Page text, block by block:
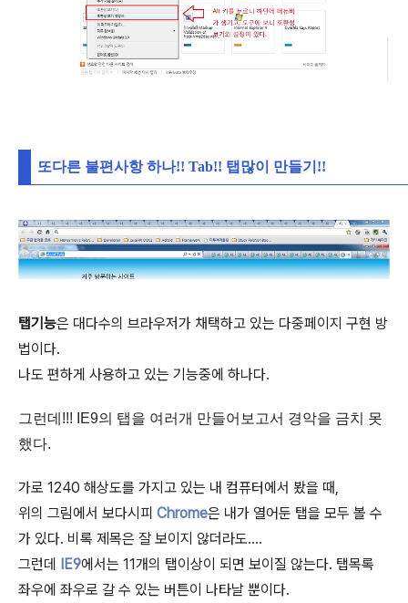
또다른 불편사항 하나!! Tab!! 탭많이 만들기!!
탭기능은 대다수의 브라우저가 채택하고 있는 다중페이지 구현 방
법이다.
나도 편하게 사용하고 있는 기능중에 하나다.
그런데!!! IE9의 탭을 여러개 만들어보고서 경악을 금치 못
했다.
가로 1240 해상도를 가지고 있는 내 컴퓨터에서 봤을 때,
위의 그림에서 보다시피 Chrome은 내가 열어둔 탭을 모두 볼 수
가 있다. 비록 제목은 잘 보이지 않더라도....
그런데
IE9에서는 11개의 탭이상이 되면 보이질 않는다. 탭목록
좌우에 좌우로 갈 수 있는 버튼이 나타날 뿐이다.